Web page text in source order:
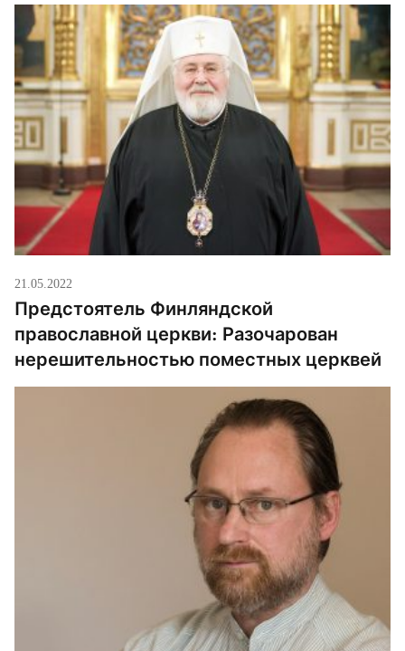
21.05.2022
Предстоятель Финляндской
православной церкви: Разочарован
нерешительностью поместных церквей